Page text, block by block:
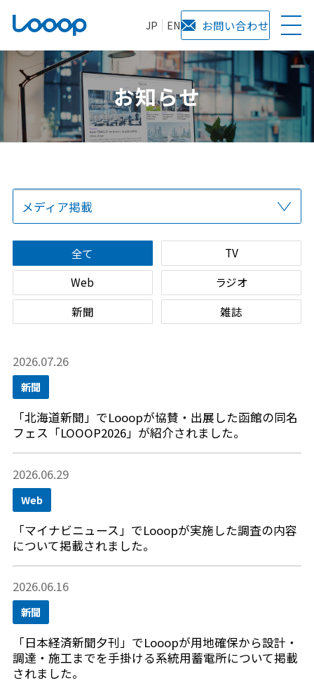
JP EN お問い合わせ
お知らせ
メディア掲載
全て
プレスリリース
当社からのお知らせ
サービス
全て
TV
Web
ラジオ
新聞
雑誌
2026.07.26
新聞
「北海道新聞」でLooopが協賛・出展した函館の同名
フェス「LOOOP2026」が紹介されました。
2026.06.29
Web
「マイナビニュース」でLooopが実施した調査の内容
について掲載されました。
2026.06.16
新聞
「日本経済新聞夕刊」でLooopが用地確保から設計・
調達・施工までを手掛ける系統用蓄電所について掲載
されました。